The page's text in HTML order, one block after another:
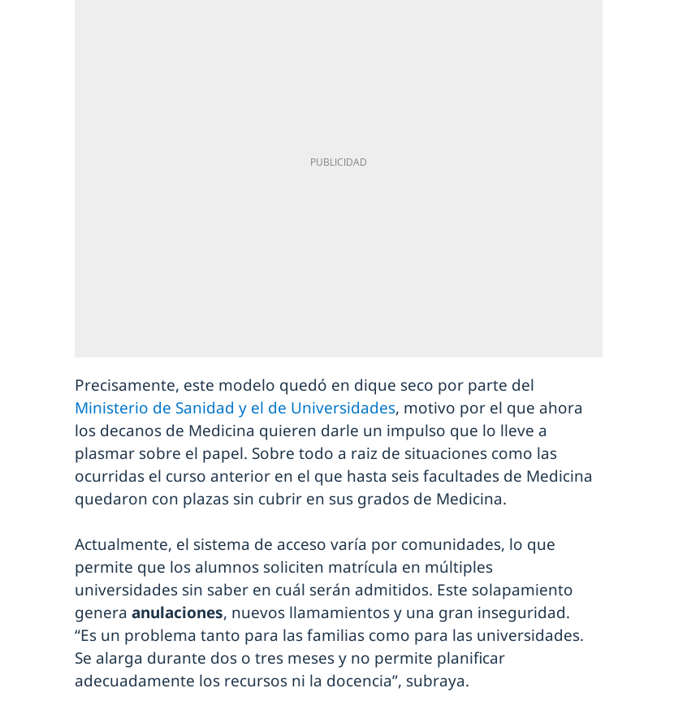
Precisamente, este modelo quedó en dique seco por parte del
Ministerio de Sanidad y el de Universidades, motivo por el que ahora
los decanos de Medicina quieren darle un impulso que lo lleve a
plasmar sobre el papel. Sobre todo a raiz de situaciones como las
ocurridas el curso anterior en el que hasta seis facultades de Medicina
quedaron con plazas sin cubrir en sus grados de Medicina.
Actualmente, el sistema de acceso varía por comunidades, lo que
permite que los alumnos soliciten matrícula en múltiples
universidades sin saber en cuál serán admitidos. Este solapamiento
genera anulaciones, nuevos llamamientos y una gran inseguridad.
“Es un problema tanto para las familias como para las universidades.
Se alarga durante dos o tres meses y no permite planificar
adecuadamente los recursos ni la docencia”, subraya.